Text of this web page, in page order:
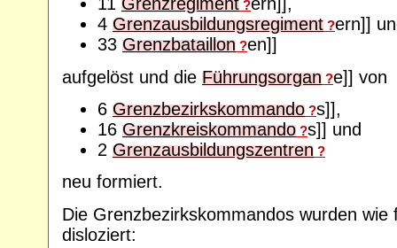
11 Grenzregiment ?ern]],
4 Grenzausbildungsregiment ?ern]]
33 Grenzbataillon ?en]]
aufgelöst und die Führungsorgan ?e]] von
6 Grenzbezirkskommando ?s]],
16 Grenzkreiskommando ?s]] und
2 Grenzausbildungszentren ?
neu formiert.
Die Grenzbezirkskommandos wurden wie
disloziert: